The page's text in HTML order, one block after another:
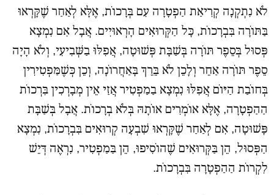
לֹא נִתְקְנָה קְרִיאַת הַפְטָרָה עִם בְּרָכוֹת, אֶלָּא לְאַחַר שֶׁקָּרְאוּ
בַּתּוֹרָה בִּבְרָכוֹת, כָּל הַקְּרוּאִים הָרְאוּיִים. אֲבָל אִם נִמְצָא
פְּסוּל בְּסֵפֶר תּוֹרָה בְּשַׁבָּת פְּשׁוּטָה, אֲפִלּוּ בַשְּׁבִיעִי, וְלֹא הָיָה
סֵפֶר תּוֹרָה אַחֵר וְלָכֵן לֹא בֵּרֵךְ בָּאַחֲרוֹנָה, וְכֵן כְּשֶׁמַּפְטִירִין
בְּחוֹבַת הַיּוֹם אֲפִלּוּ נִמְצָא בַמַפְטִיר אֲזַי אֵין מְבָרְכִין בִּרְכוֹת
הַהַפְטָרָה, אֶלָּא אוֹמְרִים אוֹתָהּ בְּלֹא בְרָכוֹת. אֲבָל בְּשַׁבָּת
פָּשׁוּטָה, אִם לְאַחַר שֶׁקָּרְאוּ שִׁבְעָה קְרוּאִים בִּבְרָכוֹת, נִמְצָא
הַפְּסוּל, הֵן בַּקְּרוּאִים שֶׁהוֹסִיפוּ, הֵן בַּמַפְטִיר, נִרְאֶה דְּיֵשׁ
לִקְרוֹת הַהַפְטָרָה בִּבְרָכוֹת.